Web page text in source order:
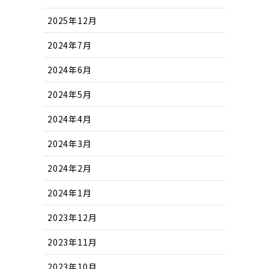
2025年12月
2024年7月
2024年6月
2024年5月
2024年4月
2024年3月
2024年2月
2024年1月
2023年12月
2023年11月
2023年10月